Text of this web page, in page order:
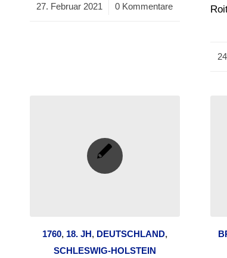
27. Februar 2021
/ 0 Kommentare
1760, 18. JH, DEUTSCHLAND,
SCHLESWIG-HOLSTEIN